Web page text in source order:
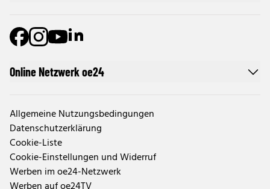
Online Netzwerk oe24
Allgemeine Nutzungsbedingungen
Datenschutzerklärung
Cookie-Liste
Cookie-Einstellungen und Widerruf
Werben im oe24-Netzwerk